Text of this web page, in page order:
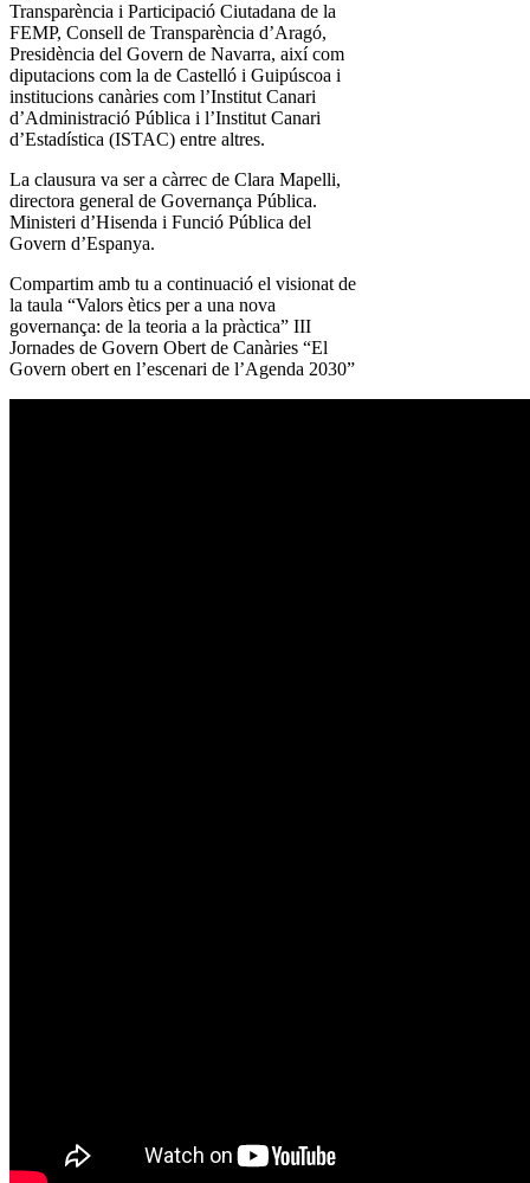
Transparència i Participació Ciutadana de la
FEMP, Consell de Transparència d’Aragó,
Presidència del Govern de Navarra, així com
diputacions com la de Castelló i Guipúscoa i
institucions canàries com l’Institut Canari
d’Administració Pública i l’Institut Canari
d’Estadística (ISTAC) entre altres.
La clausura va ser a càrrec de Clara Mapelli,
directora general de Governança Pública.
Ministeri d’Hisenda i Funció Pública del
Govern d’Espanya.
Compartim amb tu a continuació el visionat de
la taula “Valors ètics per a una nova
governança: de la teoria a la pràctica” III
Jornades de Govern Obert de Canàries “El
Govern obert en l’escenari de l’Agenda 2030”